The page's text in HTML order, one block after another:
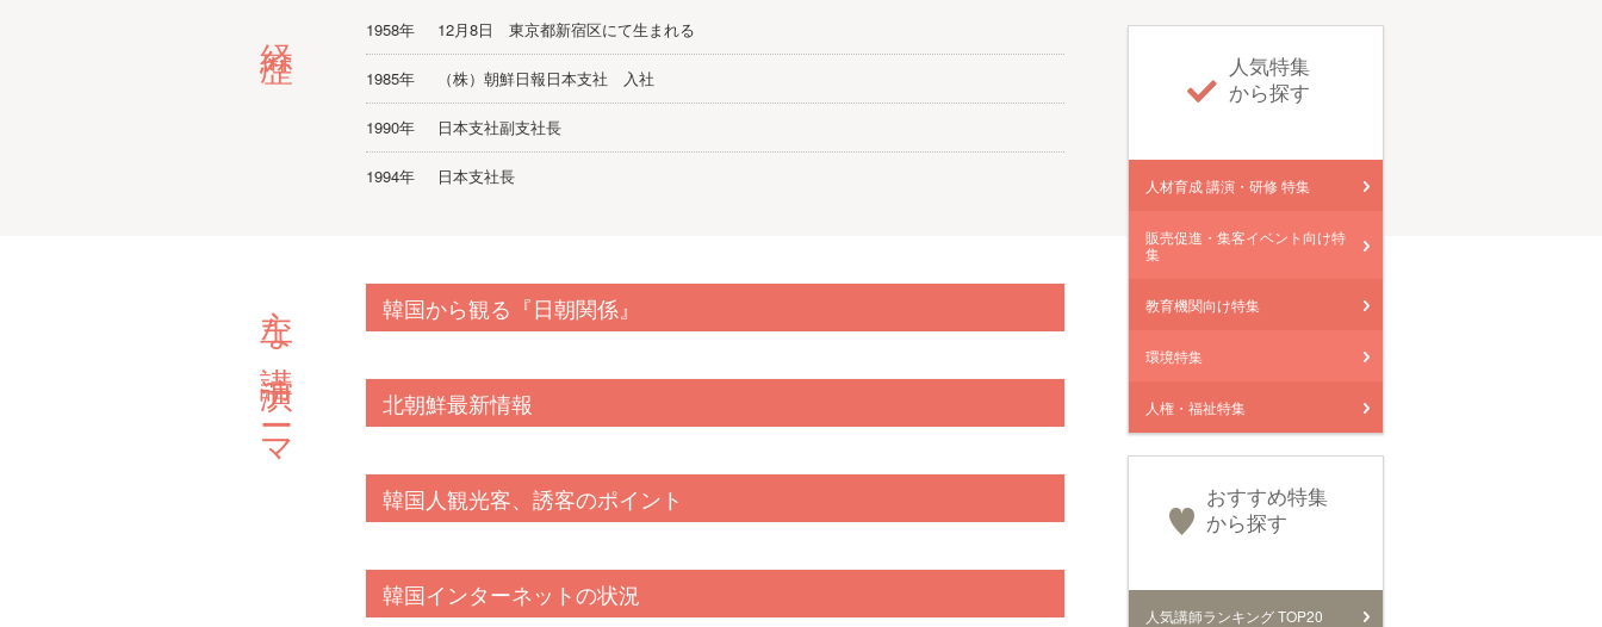
人気特集
から探す
人材育成 講演・研修 特集
販売促進・集客イベント向け特
集
教育機関向け特集
環境特集
人権・福祉特集
おすすめ特集
から探す
人気講師ランキング TOP20
1958年 12月8日 東京都新宿区にて生まれる
1985年 （株）朝鮮日報日本支社 入社
1990年 日本支社副支社長
1994年 日本支社長
主な講演テーマ 韓国から観る『日朝関係』
北朝鮮最新情報
韓国人観光客、誘客のポイント
韓国インターネットの状況